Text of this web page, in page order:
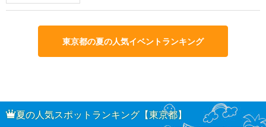
東京都の夏の人気イベントランキング
夏の人気スポットランキング【東京都】